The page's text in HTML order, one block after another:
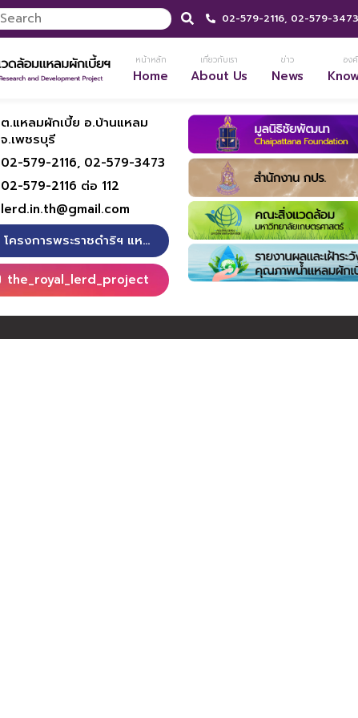
02-579-2116, 02-579-
หน้าหลัก
Home
เกี่ยวกับเรา
About Us
ข่าว
News
อง
ต.แหลมผักเบี้ย อ.บ้านแหลม
จ.เพชรบุรี
02-579-2116, 02-579-3473
02-579-2116 ต่อ 112
lerd.in.th@gmail.com
โครงการพระราชดำริฯ แหลมผักเบี้ย
the_royal_lerd_project